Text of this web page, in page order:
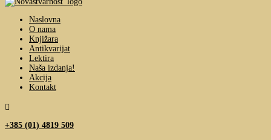
Naslovna
O nama
Knjižara
Antikvarijat
Lektira
Naša izdanja!
Akcija
Kontakt

+385 (01) 4819 509